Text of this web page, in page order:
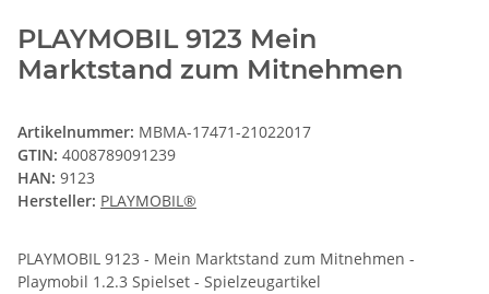
PLAYMOBIL 9123 Mein
Marktstand zum Mitnehmen
Artikelnummer: MBMA-17471-21022017
GTIN: 4008789091239
HAN: 9123
Hersteller: PLAYMOBIL®
PLAYMOBIL 9123 - Mein Marktstand zum Mitnehmen -
Playmobil 1.2.3 Spielset - Spielzeugartikel